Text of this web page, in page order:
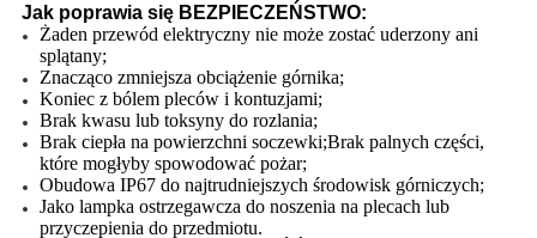
Jak poprawia się BEZPIECZEŃSTWO:
Żaden przewód elektryczny nie może zostać uderzony ani
splątany;
Znacząco zmniejsza obciążenie górnika;
Koniec z bólem pleców i kontuzjami;
Brak kwasu lub toksyny do rozlania;
Brak ciepła na powierzchni soczewki;Brak palnych części,
które mogłyby spowodować pożar;
Obudowa IP67 do najtrudniejszych środowisk górniczych;
Jako lampka ostrzegawcza do noszenia na plecach lub
przyczepienia do przedmiotu.